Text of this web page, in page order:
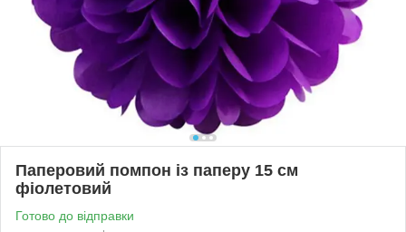
Паперовий помпон із паперу 15 см
фіолетовий
Готово до відправки